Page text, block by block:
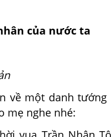
của nước ta
một danh tướng
mẹ nghe nhé: